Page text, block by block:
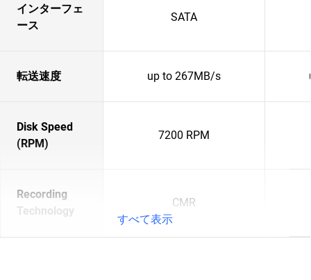
インターフェ
ース
SATA
転送速度 up to 267MB/s
Disk Speed
(RPM)
7200 RPM
Recording
Technology
CMR
すべて表示